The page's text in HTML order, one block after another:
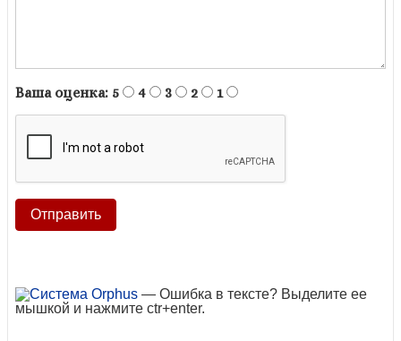
Ваша оценка: 5 4 3 2 1
— Ошибка в тексте? Выделите ее
мышкой и нажмите ctr+enter.